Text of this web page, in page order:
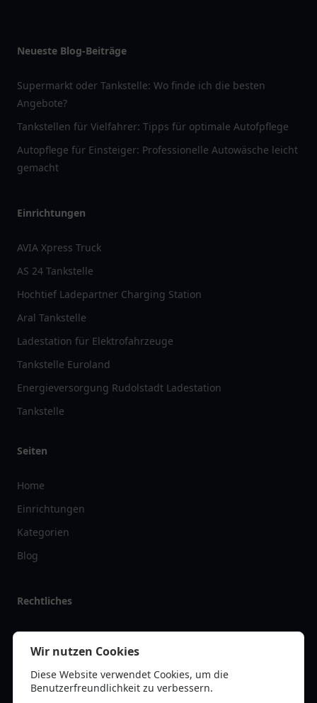
Neueste Blog-Beiträge
Supermarkt oder Tankstelle: Wo finde ich die besten
Angebote?
Tankstellen für Vielfahrer: Tipps für optimale Autofpflege
Autopflege für Einsteiger: Professionelle Autowäsche leicht
gemacht
Einrichtungen
AVIA Xpress Truck
AS 24 Tankstelle
Hochtief Ladepartner Charging Station
Aral Tankstelle
Ladestation für Elektrofahrzeuge
Tankstelle Euroland
Energieversorgung Rudolstadt Ladestation
Tankstelle
Seiten
Home
Einrichtungen
Kategorien
Blog
Rechtliches
Impressum
Datenschutz
Kontakt
Wir nutzen Cookies
Diese Website verwendet Cookies, um die
Benutzerfreundlichkeit zu verbessern.